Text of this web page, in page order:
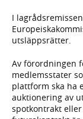
I
utsläppsrätter.
Av förordningen
medlemsstater
plattform ska ha
auktionering av
spotkontrakt